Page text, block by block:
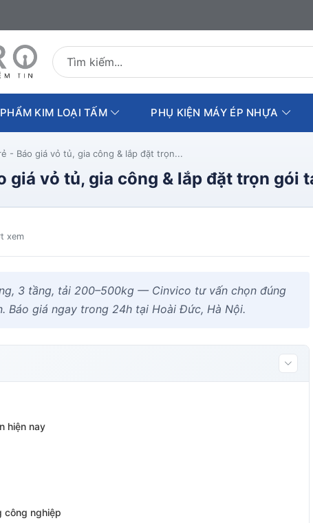
Tìm kiếm sản phẩm
KIM LOẠI TẤM PHỤ KIỆN MÁY ÉP NHỰA
- Báo giá vỏ tủ, gia công & lắp đặt trọn...
giá vỏ tủ, gia công & lắp đặt trọn gói
xem
3 tầng, tải 200–500kg — Cinvico tư vấn chọn đúng
Báo giá ngay trong 24h tại Hoài Đức, Hà Nội.
hiện nay
công nghiệp